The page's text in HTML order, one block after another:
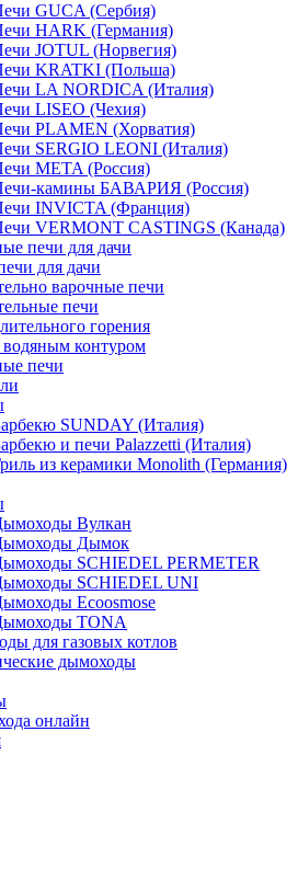
GUCA (Сербия)
HARK (Германия)
JOTUL (Норвегия)
KRATKI (Польша)
LA NORDICA (Италия)
LISEO (Чехия)
PLAMEN (Хорватия)
SERGIO LEONI (Италия)
META (Россия)
камины БАВАРИЯ (Россия)
INVICTA (Франция)
VERMONT CASTINGS (Канада)
печи для дачи
для дачи
варочные печи
печи
горения
контуром
печи
SUNDAY (Италия)
и печи Palazzetti (Италия)
из керамики Monolith (Германия)
Вулкан
Дымок
SCHIEDEL PERMETER
SCHIEDEL UNI
Ecoosmose
TONA
для газовых котлов
дымоходы
онлайн